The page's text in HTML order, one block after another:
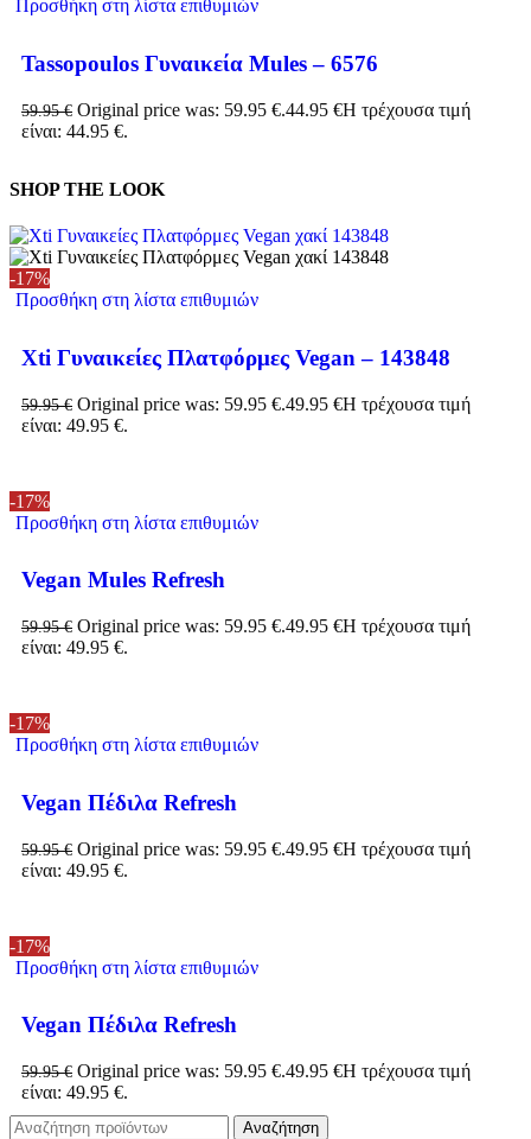
Προσθήκη στη λίστα επιθυμιών
Tassopoulos Γυναικεία Mules – 6576
59.95€ Original price was: 59.95 €.44.95 €Η τρέχουσα τιμή
είναι: 44.95 €.
SHOP THE LOOK
-17%
Προσθήκη στη λίστα επιθυμιών
Xti Γυναικείες Πλατφόρμες Vegan – 143848
59.95€ Original price was: 59.95 €.49.95 €Η τρέχουσα τιμή
είναι: 49.95 €.
-17%
Προσθήκη στη λίστα επιθυμιών
Vegan Mules Refresh
59.95€ Original price was: 59.95 €.49.95 €Η τρέχουσα τιμή
είναι: 49.95 €.
-17%
Προσθήκη στη λίστα επιθυμιών
Vegan Πέδιλα Refresh
59.95€ Original price was: 59.95 €.49.95 €Η τρέχουσα τιμή
είναι: 49.95 €.
-17%
Προσθήκη στη λίστα επιθυμιών
Vegan Πέδιλα Refresh
59.95€ Original price was: 59.95 €.49.95 €Η τρέχουσα τιμή
είναι: 49.95 €.
Αναζήτηση